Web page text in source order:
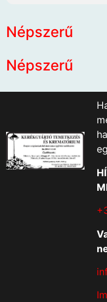
Népszerű
Népszerű